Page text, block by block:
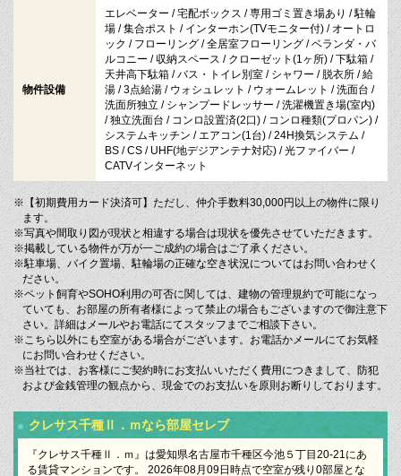
物件設備
エレベーター / 宅配ボックス / 専用ゴミ置き場あり / 駐輪
場 / 集合ポスト / インターホン(TVモニター付) / オートロ
ック / フローリング / 全居室フローリング / ベランダ・バ
ルコニー / 収納スペース / クローゼット(1ヶ所) / 下駄箱 /
天井高下駄箱 / バス・トイレ別室 / シャワー / 脱衣所 / 給
湯 / 3点給湯 / ウォシュレット / ウォームレット / 洗面台 /
洗面所独立 / シャンプードレッサー / 洗濯機置き場(室内)
/ 独立洗面台 / コンロ設置済(2口) / コンロ種類(プロパン) /
システムキッチン / エアコン(1台) / 24H換気システム /
BS / CS / UHF(地デジアンテナ対応) / 光ファイバー /
CATVインターネット
※【初期費用カード決済可】ただし、仲介手数料30,000円以上の物件に限り
ます。
※写真や間取り図が現状と相違する場合は現状を優先させていただきます。
※掲載している物件が万が一ご成約の場合はご了承ください。
※駐車場、バイク置場、駐輪場の正確な空き状況についてはお問い合わせく
ださい。
※ペット飼育やSOHO利用の可否に関しては、建物の管理規約で可能になっ
ていても、お部屋の所有者様によって禁止の場合もございますので御注意下
さい。詳細はメールやお電話にてスタッフまでご相談下さい。
※こちら以外にも空室がある場合がございます。お電話かメールにてお気軽
にお問い合わせください。
※当社では、お客様にご契約時にお支払いいただく費用につきまして、防犯
および金銭管理の観点から、現金でのお支払いを原則お断りしております。
クレサス千種Ⅱ．ｍなら部屋セレブ
『クレサス千種Ⅱ．ｍ』は愛知県名古屋市千種区今池５丁目20-21にあ
る賃貸マンションです。 2026年08月09日時点で空室が残り0部屋とな